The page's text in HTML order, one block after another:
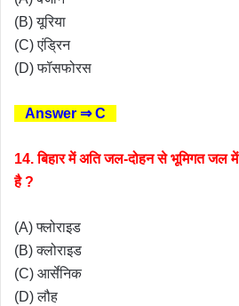
(B) यूरिया
(C) एंड्रिन
(D) फॉसफोरस
Answer ⇒ C
14. बिहार में अति जल-दोहन से भूमिगत जल
है ?
(A) फ्लोराइड
(B) क्लोराइड
(C) आर्सेनिक
(D) लौह